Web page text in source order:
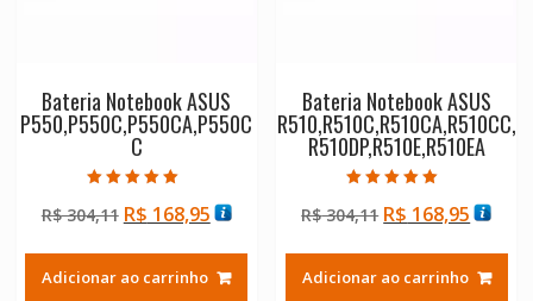
Bateria Notebook ASUS
P550,P550C,P550CA,P550C
C
5.00
de 5
R$304,11 O
original
era:
R$ 168,95O
atual
é:
Adicionar ao carrinho
Bateria Notebook ASUS
R510,R510C,R510CA,R510CC,
R510DP,R510E,R510EA
5.00
de 5
R$304,11 O
original
era:
R$ 168,95O
atual
é:
Adicionar ao carrinho